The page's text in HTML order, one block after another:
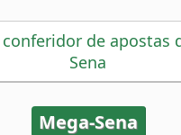
de apostas
Sena
Mega-Sena